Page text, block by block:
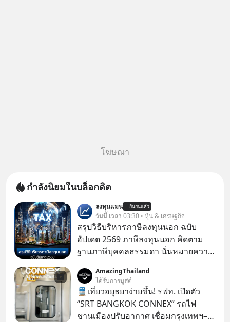
โฆษณา
กำลังนิยมในบล็อกดิต
ลงทุนแมน ยืนยันแล้ว
วันนี้ เวลา 03:30 • หุ้น & เศรษฐกิจ
สรุปวิธีบริหารภาษีลงทุนนอก ฉบับ
อัปเดต 2569 ภาษีลงทุนนอก คิดตาม
ฐานภาษีบุคคลธรรมดา นั่นหมายความ
AmazingThailand
ได้รับการบูสต์
🚆เที่ยวอยุธยาง่ายขึ้น! รฟท. เปิดตัว
“SRT BANGKOK CONNEX” รถไฟ
ชานเมืองปรับอากาศ เชื่อมกรุงเทพฯ–